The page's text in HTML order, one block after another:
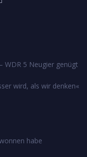
WDR 5 Neugier genügt
wird, als wir denken«
habe